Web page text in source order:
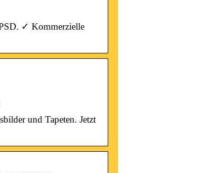
✓ Kommerzielle
und Tapeten. Jetzt